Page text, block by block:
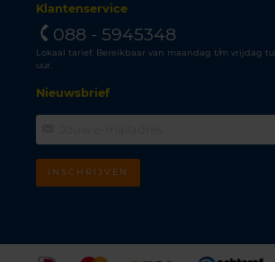
Klantenservice
088 - 5945348
Lokaal tarief. Bereikbaar van maandag t/m vrijdag
uur.
Nieuwsbrief
INSCHRIJVEN